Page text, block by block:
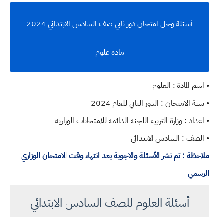
أسئلة وحل امتحان دور ثاني صف السادس الابتدائي 2024
مادة علوم
• اسم المادة : العلوم
• سنة الامتحان : الدور الثاني للعام 2024
• اعداد : وزارة التربية اللجنة الدائمة للامتحانات الوزارية
• الصف : السادس الابتدائي
ملاحظة : تم نشر الأسئلة والاجوبة بعد انتهاء وقت الامتحان الوزاري
الرسمي
أسئلة العلوم للصف السادس الابتدائي